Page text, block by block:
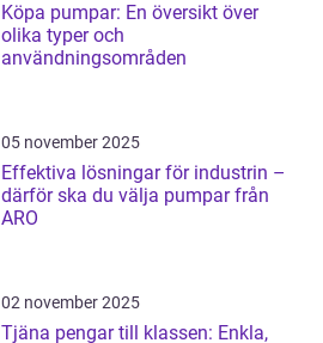
Köpa pumpar: En översikt över
olika typer och
användningsområden
05 november 2025
Effektiva lösningar för industrin –
därför ska du välja pumpar från
ARO
02 november 2025
Tjäna pengar till klassen: Enkla,